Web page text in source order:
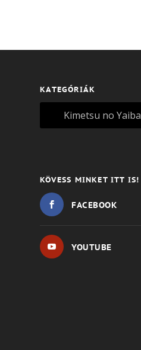
KATEGÓRIÁK
KÖVESS MINKET ITT IS!
FACEBOOK
YOUTUBE